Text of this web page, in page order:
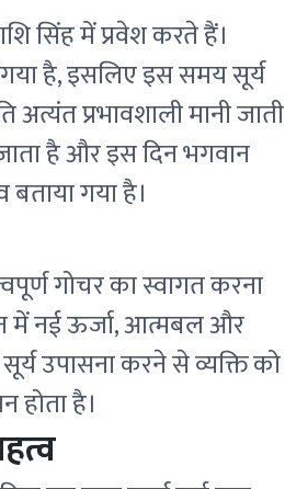
सिंह में प्रवेश करते हैं।
गया है, इसलिए इस समय सूर्य
प्रभावशाली मानी जाती
है और इस दिन भगवान
गया है।
गोचर का स्वागत करना
में नई ऊर्जा, आत्मबल और
उपासना करने से व्यक्ति को
है।